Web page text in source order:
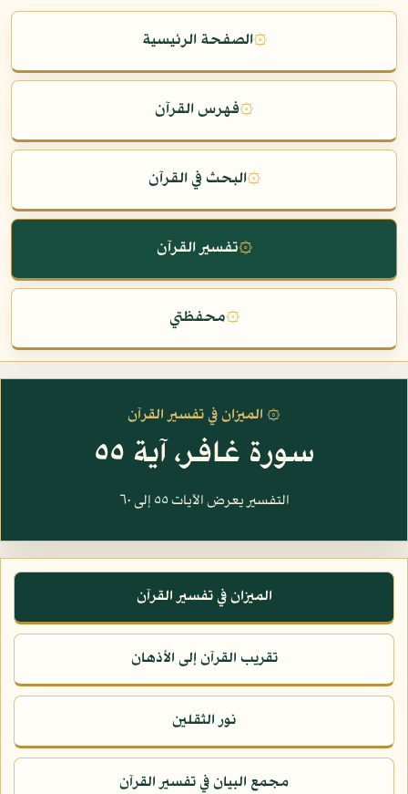
۞الصفحة الرئيسية
۞فهرس القرآن
۞البحث في القرآن
۞تفسير القرآن
۞محفظتي
۞ الميزان في تفسير القرآن
سورة غافر، آية ٥٥
التفسير يعرض الآيات ٥٥ إلى ٦٠
الميزان في تفسير القرآن
تقريب القرآن إلى الأذهان
نور الثقلين
مجمع البيان في تفسير القرآن